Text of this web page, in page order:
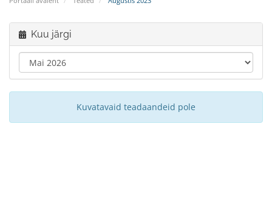
Kuu järgi
Kuvatavaid teadaandeid pole